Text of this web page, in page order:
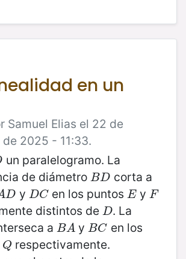
en un
Samuel Elias el 22 de
2025 - 11:33.
un paralelogramo. La
de diámetro BD
BD corta a
D
D y DC
DC en los puntos E
E y F
F
distintos de D
D. La
a BA
BA y BC
BC en los
Q
Q respectivamente.